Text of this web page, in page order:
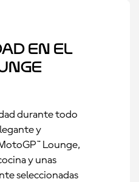
en el
durante todo
y
Lounge,
y unas
seleccionadas